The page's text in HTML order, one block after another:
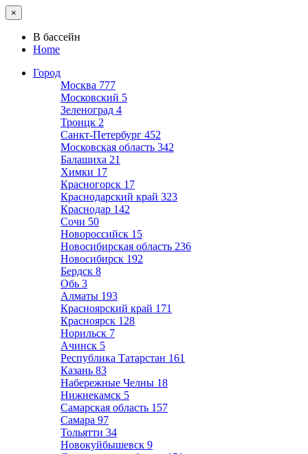
×
В бассейн
Home
Город
Москва 777
Московский 5
Зеленоград 4
Троицк 2
Санкт-Петербург 452
Московская область 342
Балашиха 21
Химки 17
Красногорск 17
Краснодарский край 323
Краснодар 142
Сочи 50
Новороссийск 15
Новосибирская область 236
Новосибирск 192
Бердск 8
Обь 3
Алматы 193
Красноярский край 171
Красноярск 128
Норильск 7
Ачинск 5
Республика Татарстан 161
Казань 83
Набережные Челны 18
Нижнекамск 5
Самарская область 157
Самара 97
Тольятти 34
Новокуйбышевск 9